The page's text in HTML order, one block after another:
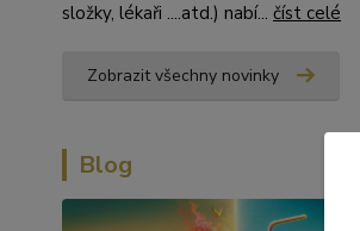
složky, lékaři ....atd.) nabí... číst celé
Zobrazit všechny novinky
Blog